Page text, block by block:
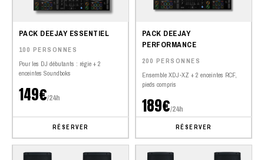
PACK DEEJAY ESSENTIEL
100 PERSONNES
Pour les DJ débutants : régie + 2
enceintes Soundboks
149€/24h
RÉSERVER
PACK DEEJAY
PERFORMANCE
200 PERSONNES
Ensemble XDJ-XZ + 2 enceintes RCF,
pieds compris
189€/24h
RÉSERVER